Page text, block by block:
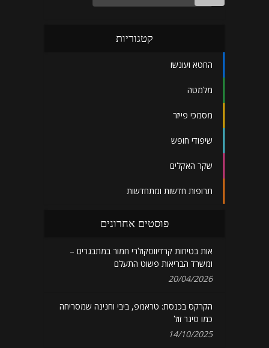
קטגוריות
החטא ועונשו
מלמטה
מסמכי פייזר
שיפודי חופש
שקר האקלים
תרופות חדשות ומתחדשות
פוסטים אחרונים
אות בטיחות קרדיווסקולרי חמור במתבגרים –
ומשרד הבריאות פשוט התעלם
20/04/2026
הקרקס בכנסת: טראמפ, ביבי וחנינה שמסריחה
כמו סיגר זול
14/10/2025